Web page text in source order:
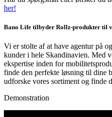
her!
Bano Life tilbyder Rollz-produkter til
Vi er stolte af at have agentur på
kunder i hele Skandinavien. Med
ekspertise inden for
finde den perfekte løsning til dine
udforske vores sortiment og finde
Demonstration